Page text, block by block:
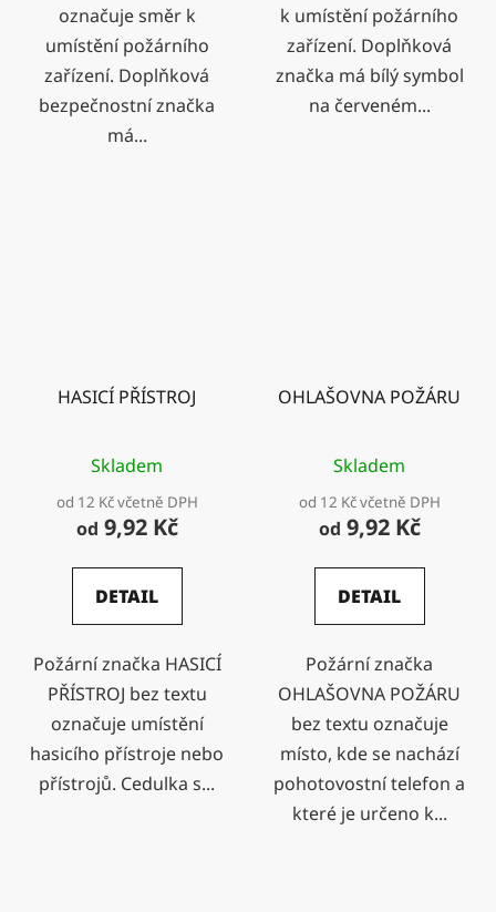
označuje směr k
umístění požárního
zařízení. Doplňková
bezpečnostní značka
má...
k umístění požárního
zařízení. Doplňková
značka má bílý symbol
na červeném...
HASICÍ PŘÍSTROJ
Skladem
od 12 Kč včetně DPH
od 9,92 Kč
DETAIL
Požární značka HASICÍ
PŘÍSTROJ bez textu
označuje umístění
hasicího přístroje nebo
přístrojů. Cedulka s...
OHLAŠOVNA POŽÁRU
Skladem
od 12 Kč včetně DPH
od 9,92 Kč
DETAIL
Požární značka
OHLAŠOVNA POŽÁRU
bez textu označuje
místo, kde se nachází
pohotovostní telefon a
které je určeno k...